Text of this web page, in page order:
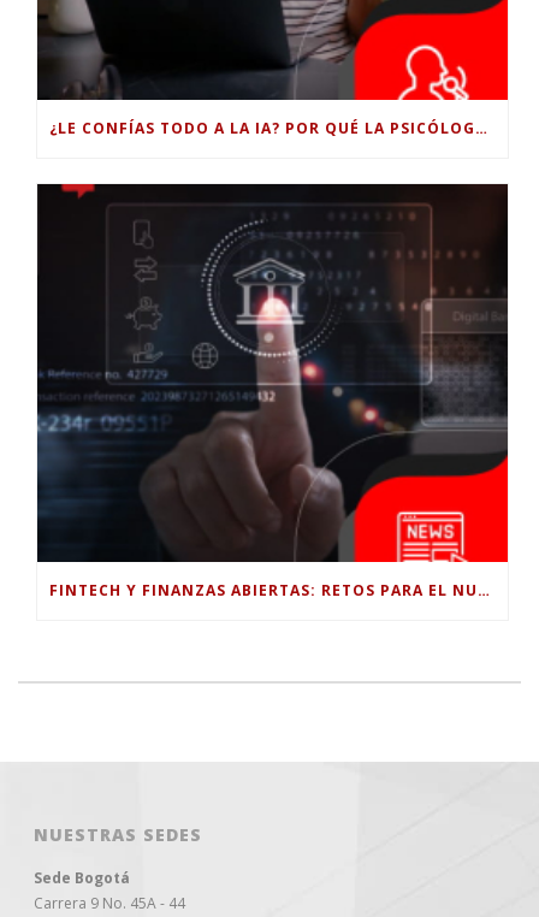
¿LE CONFÍAS TODO A LA IA? POR QUÉ LA PSICÓLOGA DICE QUE ESO PUEDE COSTARTE TUS PROPIAS HABILIDADES
FINTECH Y FINANZAS ABIERTAS: RETOS PARA EL NUEVO GOBIERNO COLOMBIANO
NUESTRAS SEDES
Sede Bogotá
Carrera 9 No. 45A - 44